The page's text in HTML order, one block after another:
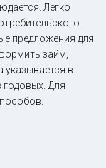
Легко
предложения для
займ,
указывается в
годовых. Для